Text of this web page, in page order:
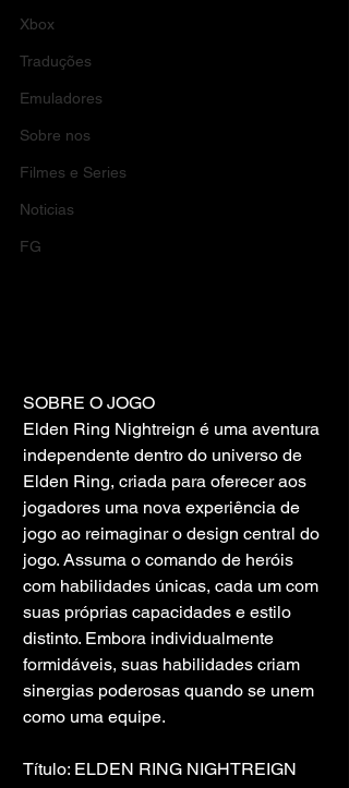
Xbox
Traduções
Emuladores
Sobre nos
Filmes e Series
Noticias
FG
SOBRE O JOGO
Elden Ring Nightreign é uma aventura
independente dentro do universo de
Elden Ring, criada para oferecer aos
jogadores uma nova experiência de
jogo ao reimaginar o design central do
jogo. Assuma o comando de heróis
com habilidades únicas, cada um com
suas próprias capacidades e estilo
distinto. Embora individualmente
formidáveis, suas habilidades criam
sinergias poderosas quando se unem
como uma equipe.
Título: ELDEN RING NIGHTREIGN